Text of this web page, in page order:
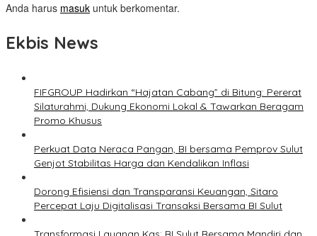
Anda harus masuk untuk berkomentar.
Ekbis News
FIFGROUP Hadirkan “Hajatan Cabang” di Bitung: Pererat
Silaturahmi, Dukung Ekonomi Lokal & Tawarkan Beragam
Promo Khusus
Perkuat Data Neraca Pangan, BI bersama Pemprov Sulut
Genjot Stabilitas Harga dan Kendalikan Inflasi
Dorong Efisiensi dan Transparansi Keuangan, Sitaro
Percepat Laju Digitalisasi Transaksi Bersama BI Sulut